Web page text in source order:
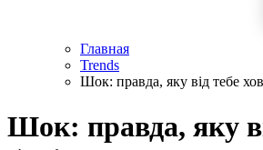
Главная
Trends
Шок: правда, яку від тебе
Шок: правда, яку